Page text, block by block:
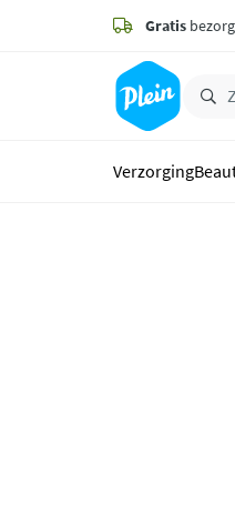
zoeken
hoofdinhoud
Gratis
Verzorging